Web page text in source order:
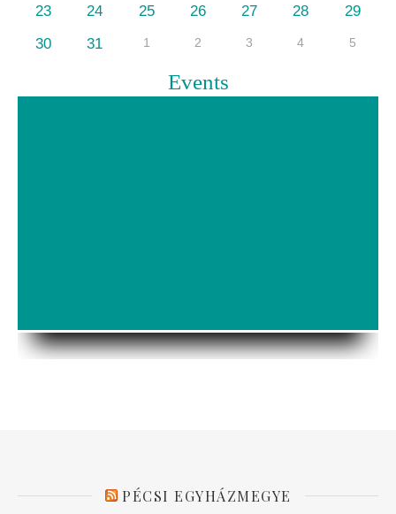
23
24 25 26 27 28
29
30
31 1 2 3 4 5
Events
PÉCSI EGYHÁZMEGYE